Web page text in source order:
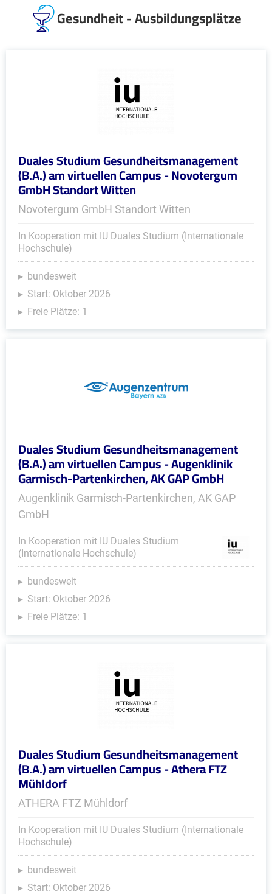
Gesundheit - Ausbildungsplätze
Duales Studium Gesundheitsmanagement
(B.A.) am virtuellen Campus - Novotergum
GmbH Standort Witten
Novotergum GmbH Standort Witten
In Kooperation mit IU Duales Studium (Internationale
Hochschule)
bundesweit
Start: Oktober 2026
Freie Plätze: 1
Duales Studium Gesundheitsmanagement
(B.A.) am virtuellen Campus - Augenklinik
Garmisch-Partenkirchen, AK GAP GmbH
Augenklinik Garmisch-Partenkirchen, AK GAP
GmbH
In Kooperation mit IU Duales Studium
(Internationale Hochschule)
bundesweit
Start: Oktober 2026
Freie Plätze: 1
Duales Studium Gesundheitsmanagement
(B.A.) am virtuellen Campus - Athera FTZ
Mühldorf
ATHERA FTZ Mühldorf
In Kooperation mit IU Duales Studium (Internationale
Hochschule)
bundesweit
Start: Oktober 2026